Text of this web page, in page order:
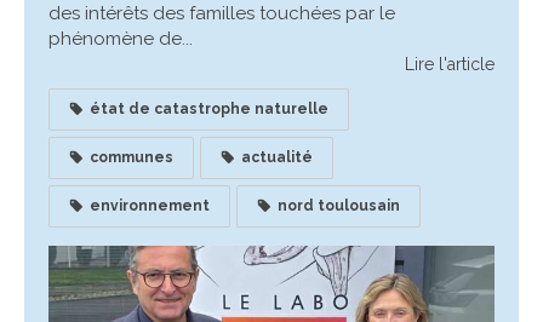
des intérêts des familles touchées par le
phénomène de...
Lire l'article
état de catastrophe naturelle
communes actualité
environnement nord toulousain